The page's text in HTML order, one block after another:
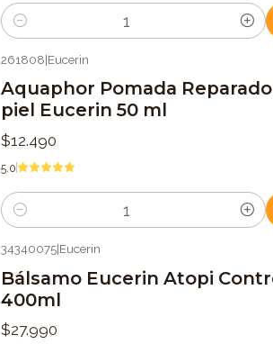
Cantidad
261808|Eucerin
Aquaphor Pomada
piel Eucerin 50 ml
$12.490
5.0
Cantidad
34340075|Eucerin
Bálsamo Eucerin Atopi
400ml
$27.990